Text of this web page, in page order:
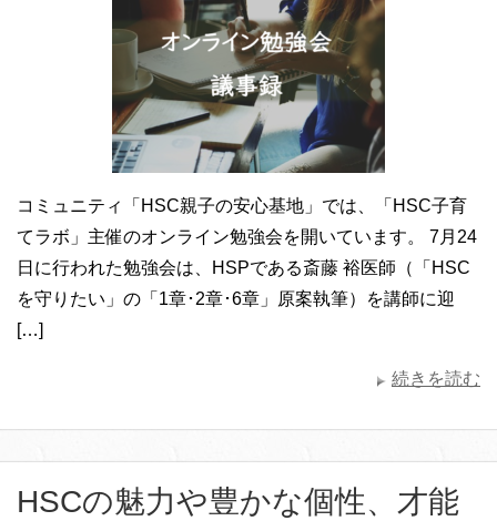
コミュニティ「HSC親子の安心基地」では、「HSC子育
てラボ」主催のオンライン勉強会を開いています。 7月24
日に行われた勉強会は、HSPである斎藤 裕医師（「HSC
を守りたい」の「1章･2章･6章」原案執筆）を講師に迎
[…]
続きを読む
HSCの魅力や豊かな個性、才能